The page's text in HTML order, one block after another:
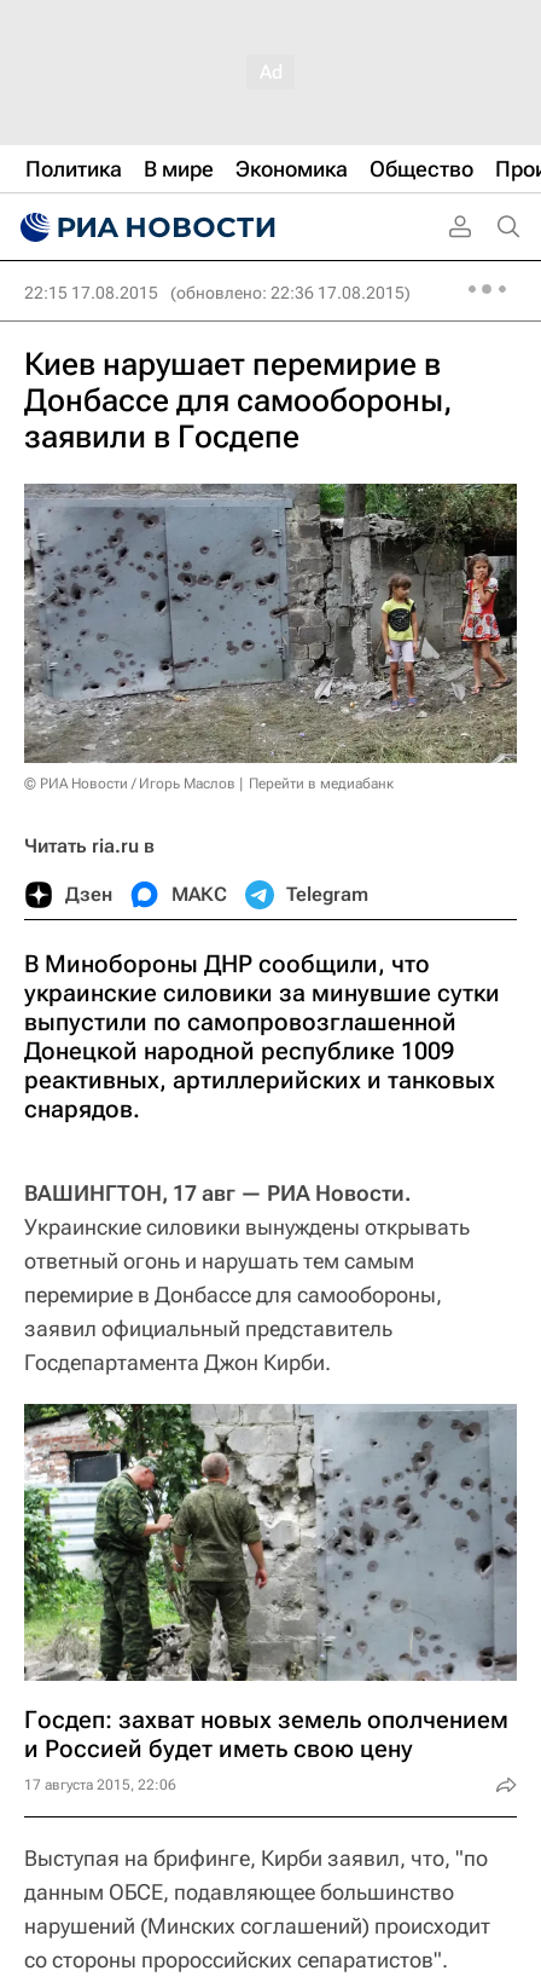
Политика В мире Экономика Общество
22:15 17.08.2015 (обновлено: 22:36 17.08.2015)
Киев нарушает перемирие в
Донбассе для самообороны,
заявили в Госдепе
© РИА Новости / Игорь Маслов Перейти в медиабанк
Читать ria.ru в
Дзен МАКС Telegram
В Минобороны ДНР сообщили, что
украинские силовики за минувшие сутки
выпустили по самопровозглашенной
Донецкой народной республике 1009
реактивных, артиллерийских и танковых
снарядов.
ВАШИНГТОН, 17 авг — РИА Новости.
Украинские силовики вынуждены открывать
ответный огонь и нарушать тем самым
перемирие в Донбассе для самообороны,
заявил официальный представитель
Госдепартамента Джон Кирби.
Госдеп: захват новых земель ополчением
и Россией будет иметь свою цену
17 августа 2015, 22:06
Выступая на брифинге, Кирби заявил, что, "по
данным ОБСЕ, подавляющее большинство
нарушений (Минских соглашений) происходит
со стороны пророссийских сепаратистов".